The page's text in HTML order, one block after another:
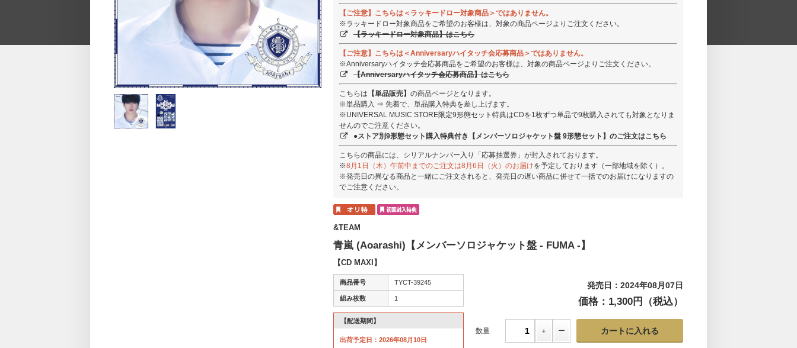
【ご注意】こちらは＜ラッキードロー対象商品＞ではありません。
※ラッキードロー対象商品をご希望のお客様は、対象の商品ページよりご注文ください。
【ラッキードロー対象商品】はこちら
【ご注意】こちらは＜Anniversaryハイタッチ会応募商品＞ではありません。
※Anniversaryハイタッチ会応募商品をご希望のお客様は、対象の商品ページよりご注文ください。
【Anniversaryハイタッチ会応募商品】はこちら
こちらは 【単品販売】 の商品ページとなります。
※単品購入 ⇒ 先着で、単品購入特典を差し上げます。
※UNIVERSAL MUSIC STORE限定9形態セット特典はCDを1枚ずつ単品で9枚購入されても対象となりま
せんのでご注意ください。
●ストア別9形態セット購入特典付き【メンバーソロジャケット盤 9形態セット】のご注文はこちら
こちらの商品には、シリアルナンバー入り「応募抽選券」が封入されております。
※8月1日（木）午前中までのご注文は8月6日（火）のお届けを予定しております（一部地域を除く）。
※発売日の異なる商品と一緒にご注文されると、発売日の遅い商品に併せて一括でのお届けになりますの
でご注意ください。
&TEAM
青嵐 (Aoarashi)【メンバーソロジャケット盤 - FUMA -】
【CD MAXI】
商品番号 TYCT-39245
組み枚数 1
【配送期間】
出荷予定日：2026年08月10日
発売日：2024年08月07日
価格：1,300円（税込）
数量